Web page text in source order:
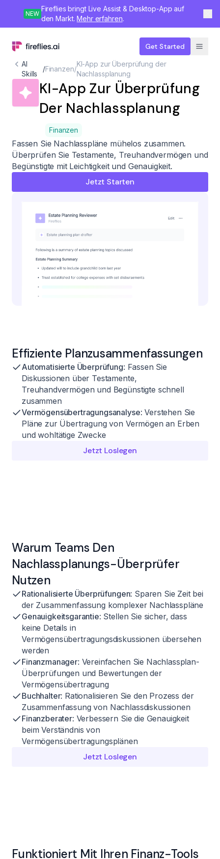
NEW
Fireflies bringt Live Assist & Desktop-App auf
den Markt.Mehr erfahren.
Get Started
AI
Skills
/Finanzen/
KI-App zur Überprüfung der
Nachlassplanung
KI-App Zur Überprüfung
Der Nachlassplanung
Finanzen
Fassen Sie Nachlasspläne mühelos zusammen.
Überprüfen Sie Testamente, Treuhandvermögen und
Begünstigte mit Leichtigkeit und Genauigkeit.
Jetzt Starten
Effiziente Planzusammenfassungen
Automatisierte Überprüfung: Fassen Sie
Diskussionen über Testamente,
Treuhandvermögen und Begünstigte schnell
zusammen
Vermögensübertragungsanalyse: Verstehen Sie
Pläne zur Übertragung von Vermögen an Erben
und wohltätige Zwecke
Jetzt Loslegen
Warum Teams Den
Nachlassplanungs-Überprüfer
Nutzen
Rationalisierte Überprüfungen: Sparen Sie Zeit bei
der Zusammenfassung komplexer Nachlasspläne
Genauigkeitsgarantie: Stellen Sie sicher, dass
keine Details in
Vermögensübertragungsdiskussionen übersehen
werden
Finanzmanager: Vereinfachen Sie Nachlassplan-
Überprüfungen und Bewertungen der
Vermögensübertragung
Buchhalter: Rationalisieren Sie den Prozess der
Zusammenfassung von Nachlassdiskussionen
Finanzberater: Verbessern Sie die Genauigkeit
beim Verständnis von
Vermögensübertragungsplänen
Jetzt Loslegen
Funktioniert Mit Ihren Finanz-Tools